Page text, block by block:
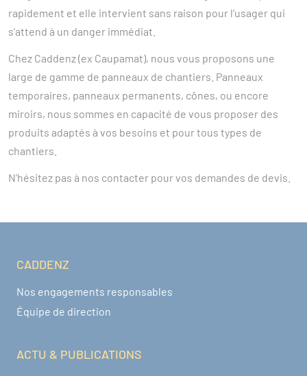
rapidement et elle intervient sans raison pour l’usager qui
s’attend à un danger immédiat.
Chez Caddenz (ex Caupamat), nous vous proposons une
large de gamme de panneaux de chantiers. Panneaux
temporaires, panneaux permanents, cônes, ou encore
miroirs, nous sommes en capacité de vous proposer des
produits adaptés à vos besoins et pour tous types de
chantiers.
N’hésitez pas à nos contacter pour vos demandes de devis.
Navigation pied de page
CADDENZ
Nos engagements responsables
Équipe de direction
ACTU & PUBLICATIONS